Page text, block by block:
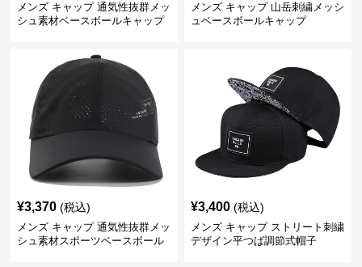
メンズ キャップ 通気性抜群メッ
シュ素材ベースボールキャップ
メンズ キャップ 山岳刺繍メッシ
ュベースボールキャップ
¥3,370 (税込)
メンズ キャップ 通気性抜群メッ
シュ素材スポーツベースボール
¥3,400 (税込)
メンズ キャップ ストリート刺繍
デザイン平つば調節式帽子